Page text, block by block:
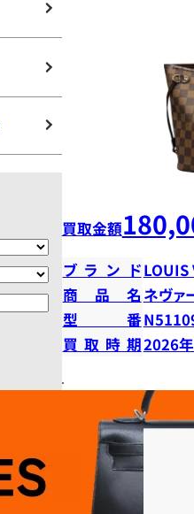
買取金額
ブランドLOUIS
商品名 ネヴァ
型番
買取時期2026